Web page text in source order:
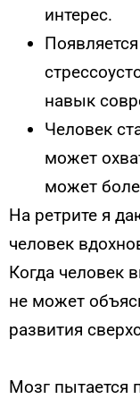
интерес.
навык
Человек
может
может
На ретрите я
человек
Когда человек
не может
развития
Мозг пытается